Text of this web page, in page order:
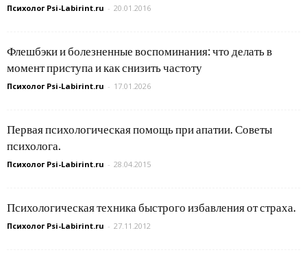
Психолог Psi-Labirint.ru - 20.01.2016
Флешбэки и болезненные воспоминания: что делать в
момент приступа и как снизить частоту
Психолог Psi-Labirint.ru - 17.01.2026
Первая психологическая помощь при апатии. Советы
психолога.
Психолог Psi-Labirint.ru - 28.04.2015
Психологическая техника быстрого избавления от страха.
Психолог Psi-Labirint.ru - 27.11.2012